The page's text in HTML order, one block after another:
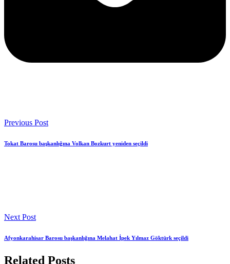
Previous Post
Tokat Barosu başkanlığına Volkan Bozkurt yeniden seçildi
Next Post
Afyonkarahisar Barosu başkanlığına Melahat İpek Yılmaz Göktürk seçildi
Related Posts